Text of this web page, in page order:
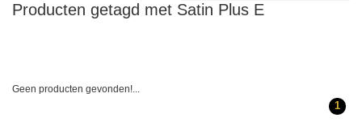
Producten getagd met Satin Plus E
Geen producten gevonden!...
1